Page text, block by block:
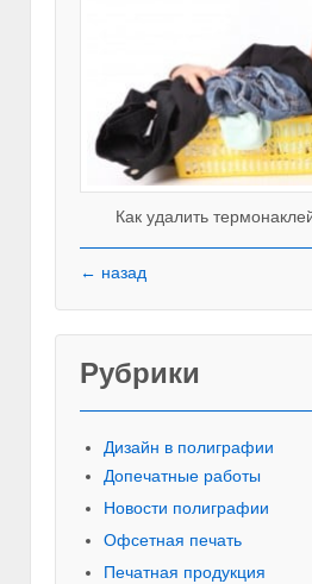
Как удалить
← назад
Рубрики
Дизайн в полиграфии
Допечатные работы
Новости полиграфии
Офсетная печать
Печатная продукция